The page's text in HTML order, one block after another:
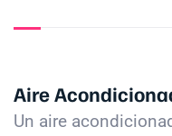
Aire
Un aire